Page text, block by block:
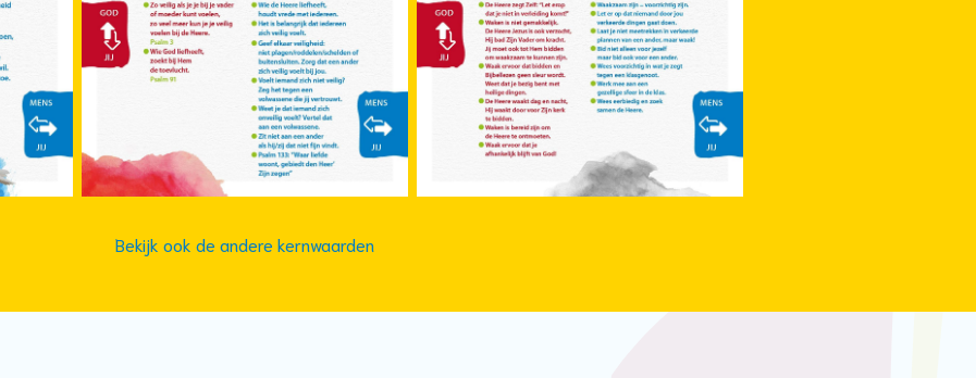
Bekijk ook de andere kernwaarden